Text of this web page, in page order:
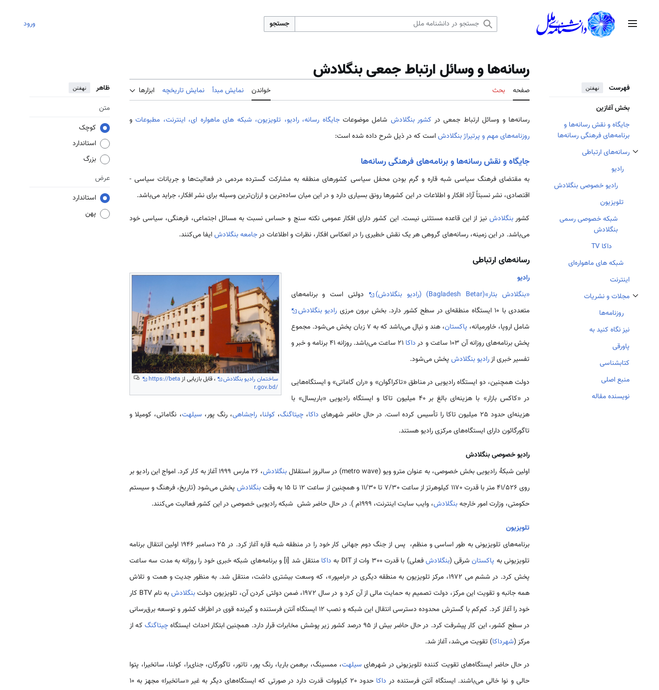
منوی اصلی جستجو ورود
فهرست نهفتن
بخش آغازین
جایگاه و نقش رسانه‌ها و
برنامه‌های فرهنگی رسانه‌ها
رسانه‌های ارتباطی
تغییر وضعیت زیربخش‌های رسانه‌های ارتباطی
رادیو
رادیو خصوصی بنگلادش
تلویزیون
شبکه خصوصی رسمی
بنگلادش
داکا TV
شبکه های ماهواره‌ای
اینترنت
مجلات و نشریات
تغییر وضعیت زیربخش‌های مجلات و نشریات
روزنامه‌ها
نیز نگاه کنید به
پاورقی
کتابشناسی
منبع اصلی
نویسنده مقاله
رسانه‌ها و وسائل ارتباط جمعی بنگلادش
صفحه بحث خواندن نمایش مبدأ نمایش تاریخچه ابزارها ظاهر نهفتن
متن
کوچک
استاندارد
بزرگ
عرض
استاندارد
پهن
رسانه‌ها و وسائل ارتباط جمعی در کشور بنگلادش شامل موضوعاتجایگاه رسانه، رادیو، تلویزیون، شبکه های ماهواره ای، اینترنت، مطبوعاتو
روزنامه‌های مهم و پرتیراژ بنگلادشاست که در ذیل شرح داده شده است:
جایگاه و نقش رسانه‌ها و برنامه‌های فرهنگی رسانه‌ها
به مقتضای فرهنگ سیاسی شبه قاره و گرم بودن محفل سیاسی کشورهای منطقه به مشارکت گسترده مردمی در فعالیت‌ها و جریانات سیاسی -
اقتصادی، نشر نسبتاً آزاد افکار و اطلاعات در این کشورها رونق بسیاری دارد و در این میان ساده‌ترین و ارزان‌ترین وسیله برای نشر افکار، جراید می‌باشد.
کشوربنگلادش نیز از این قاعده مستثنی نیست. این کشور دارای افکار عمومی نکته سنج و حساس نسبت به مسائل اجتماعی، فرهنگی، سیاسی خود
می‌باشد. در این زمینه، رسانه‌های گروهی هر یک نقش خطیری را در انعکاس افکار، نظرات و اطلاعات درجامعه بنگلادشایفا می‌کنند.
رسانه‌های ارتباطی
ساختمان رادیو بنگلادش ، قابل بازیابی از https://beta
r.gov.bd/
رادیو
«بنگلادش بتار»(Bagladesh Betar) (رادیو بنگلادش)
دولتی است و برنامه‌های
متعددی با 10 ایستگاه منطقه‌ای در سطح کشور دارد. بخش برون مرزی
رادیو بنگلادش
شامل اروپا، خاورمیانه، پاکستان
، هند و نپال می‌باشد که به 7 زبان پخش می‌شود. مجموع
پخش برنامه‌های روزانه آن 103 ساعت و در
داکا
21 ساعت می‌باشد. روزانه 41 برنامه و خبر و
تفسیر خبری ازرادیو بنگلادش پخش می‌شود.
دولت همچنین، دو ایستگاه رادیویی در مناطق «تاکراگوان» و «ران گاماتی» و ایستگاه‌هایی
در «کاکس بازار» با هزینه‌ای بالغ بر 40 میلیون تاکا و ایستگاه رادیویی «باریسال» با
هزینه‌ای حدود 25 میلیون تاکا را تأسیس کرده است. در حال حاضر شهرهای
داکا،چیتاگنگ، کولنا، راجشاهی، رنگ پور، سیلهت، نگاماتی، کومیلا و
تاگورگائون دارای ایستگاه‌های مرکزی رادیو هستند.
رادیو خصوصی بنگلادش
اولین شبکۀ رادیویی بخش خصوصی، به عنوان مترو ویو (metro wave) در سالروز استقلال
بنگلادش
، 26 مارس 1999 آغاز به کار کرد. امواج این رادیو بر
روی 41/526 متر با قدرت 1170 کیلوهرتز از ساعت 7/30 تا 11/30 و همچنین از ساعت 12 تا 15 به وقت
بنگلادشپخش می‌شود (تاریخ، فرهنگ و سیستم
حکومتی، وزارت امور خارجهبنگلادش، وایب سایت اینترنت، 1999م ). در حال حاضر شش شبکه رادیویی خصوصی در این کشور فعالیت می‌کنند.
تلویزیون
برنامه‌های تلویزیونی به طور اساسی و منظم، پس از جنگ دوم جهانی کار خود را در منطقه شبه قاره آغاز کرد. در 25 دسامبر 1946 اولین انتقال برنامه
تلویزیونی به پاکستانشرقی (بنگلادشفعلی) با قدرت 300 وات از DIT به داکا
منتقل شد [i] و برنامه‌های شبکه خبری خود را روزانه به مدت سه ساعت
پخش کرد. در ششم می 1972، مرکز تلویزیون به منطقه دیگری در «رامپور»، که وسعت بیشتری داشت، منتقل شد. به منظور جدیت و همت و تلاش
همه جانبه و تقویت این مرکز، دولت تصمیم به حمایت مالی از آن کرد و در سال 1972، ضمن دولتی کردن آن، تلویزیون دولت
بنگلادش
به نام BTV کار
خود را آغاز کرد. کم‌کم با گسترش محدوده دسترسی انتقال این شبکه و نصب 12 ایستگاه آنتن فرستنده و گیرنده قوی در اطراف کشور و توسعه برق‌رسانی
در سطح کشور، این کار پیشرفت کرد. در حال حاضر بیش از 95 درصد کشور زیر پوشش مخابرات قرار دارد. همچنین ابتکار احداث ایستگاه
چیتاگنگ که از
مرکز (شهرداکا) تقویت می‌شد، آغاز شد.
در حال حاضر ایستگاه‌های تقویت کننده تلویزیونی در شهرهای سیلهت، ممسینگ، برهمن باریا، رنگ پور، تاتور، تاگورگان، جنای‌را، کولنا، ساتخیرا، پتوا
حالی و نوا خالی می‌باشند. ایستگاه آنتن فرستنده در داکا
حدود 20 کیلووات قدرت دارد در صورتی که ایستگاه‌های دیگر به غیر «ساتخیرا» مجهز به 10